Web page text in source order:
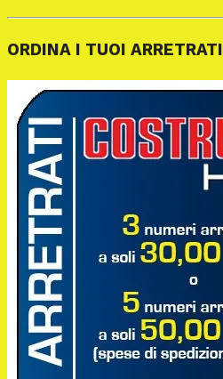
ORDINA I TUOI ARRETRATI